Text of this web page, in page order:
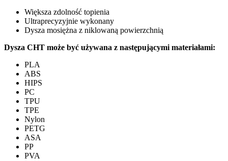
Większa zdolność topienia
Ultraprecyzyjnie wykonany
Dysza mosiężna z niklowaną powierzchnią
Dysza CHT może być używana z następującymi materiałami:
PLA
ABS
HIPS
PC
TPU
TPE
Nylon
PETG
ASA
PP
PVA